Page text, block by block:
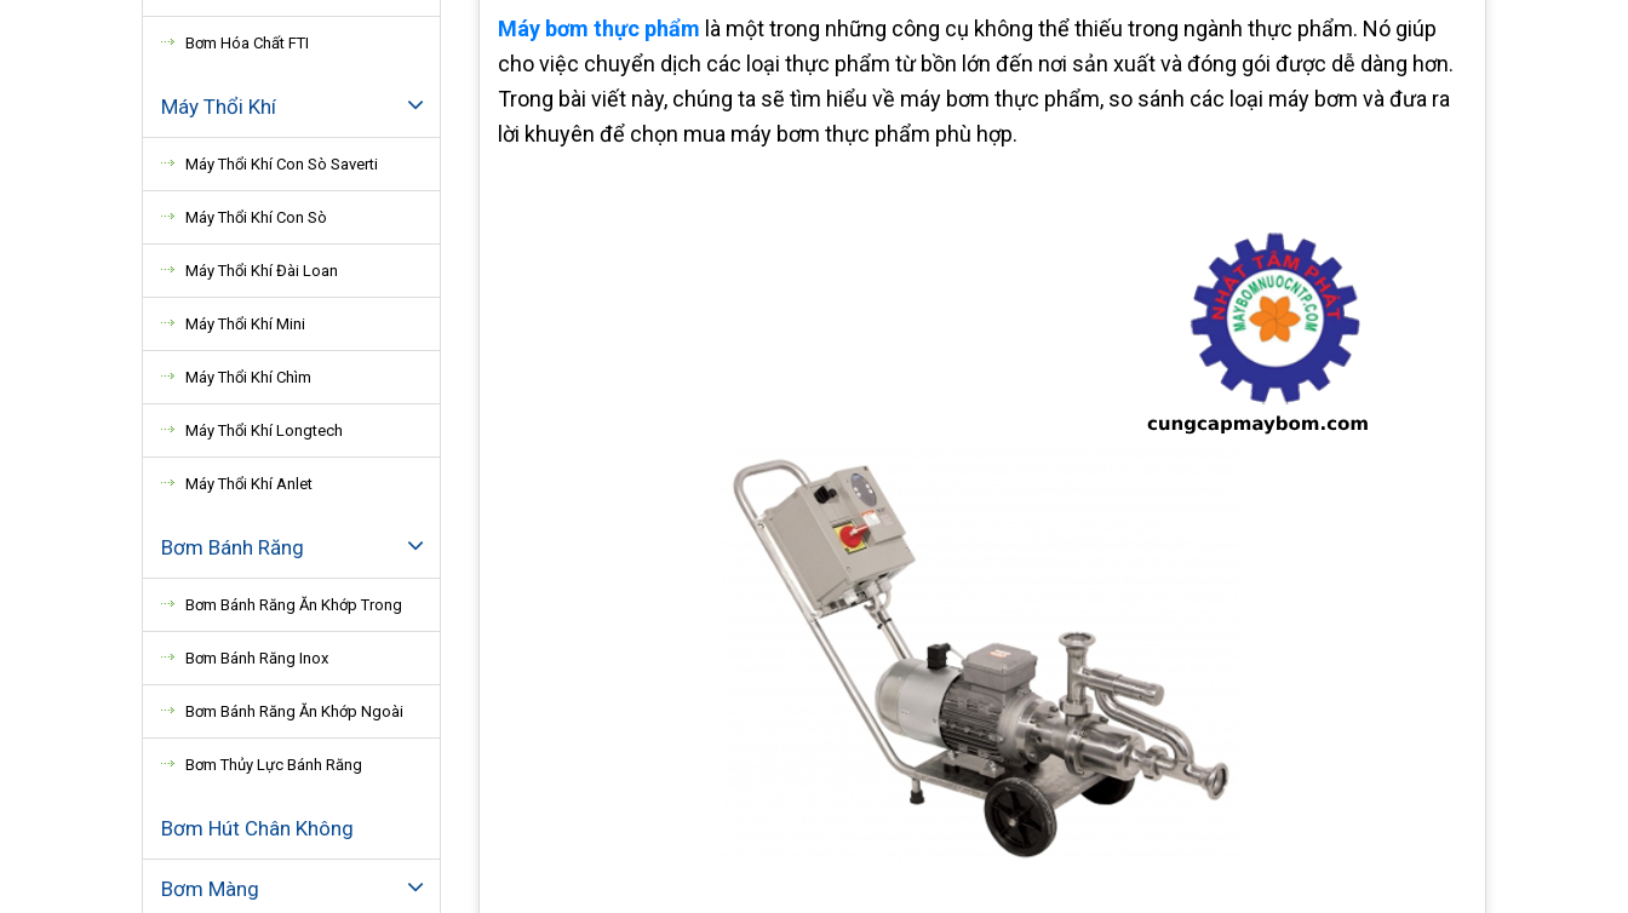
Bơm Hóa Chất FTI
Máy Thổi Khí
Máy Thổi Khí Con Sò Saverti
Máy Thổi Khí Con Sò
Máy Thổi Khí Đài Loan
Máy Thổi Khí Mini
Máy Thổi Khí Chìm
Máy Thổi Khí Longtech
Máy Thổi Khí Anlet
Bơm Bánh Răng
Bơm Bánh Răng Ăn Khớp Trong
Bơm Bánh Răng Inox
Bơm Bánh Răng Ăn Khớp Ngoài
Bơm Thủy Lực Bánh Răng
Bơm Hút Chân Không
Bơm Màng
Máy bơm thực phẩm là một trong những công cụ không thể thiếu trong ngành thực phẩm. Nó giúp
cho việc chuyển dịch các loại thực phẩm từ bồn lớn đến nơi sản xuất và đóng gói được dễ dàng hơn.
Trong bài viết này, chúng ta sẽ tìm hiểu về máy bơm thực phẩm, so sánh các loại máy bơm và đưa ra
lời khuyên để chọn mua máy bơm thực phẩm phù hợp.